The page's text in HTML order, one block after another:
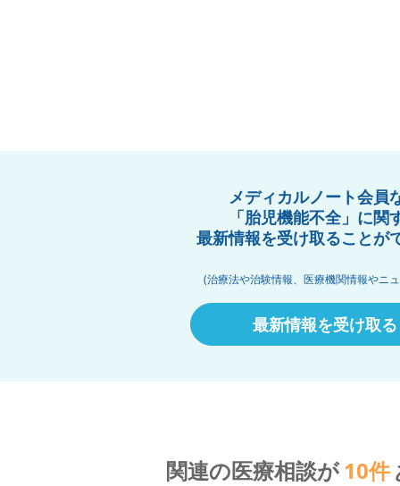
メディカルノート会員
「胎児機能不全」に関
最新情報を受け取ることが
(治療法や治験情報、医療機関情報やニ
最新情報を受け取る
関連の医療相談が10件